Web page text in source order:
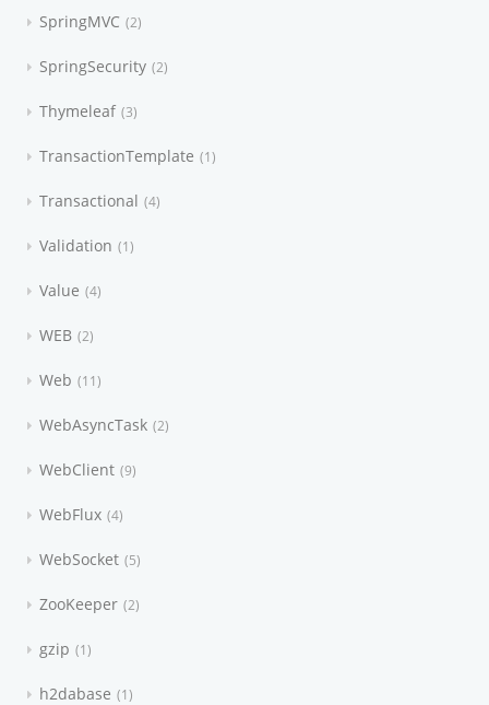
SpringMVC 2
SpringSecurity 2
Thymeleaf 3
TransactionTemplate 1
Transactional 4
Validation 1
Value 4
WEB 2
Web 11
WebAsyncTask 2
WebClient 9
WebFlux 4
WebSocket 5
ZooKeeper 2
gzip 1
h2dabase 1